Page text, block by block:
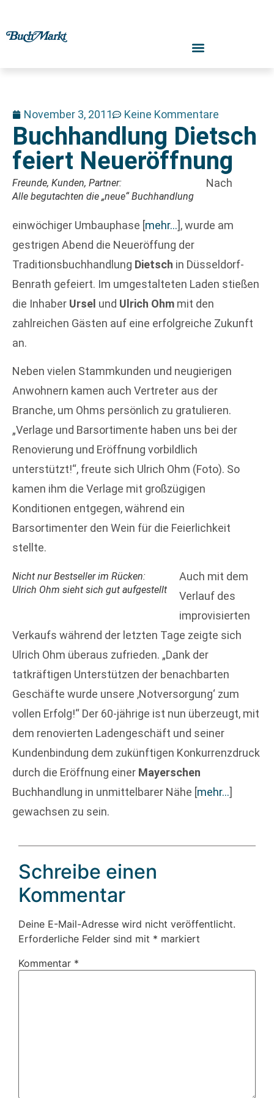
November 3, 2011 Keine Kommentare
Buchhandlung Dietsch
feiert Neueröffnung
Freunde, Kunden, Partner:
Alle begutachten die „neue“ Buchhandlung
Nach
einwöchiger Umbauphase [mehr…], wurde am
gestrigen Abend die Neueröffung der
Traditionsbuchhandlung Dietsch in Düsseldorf-
Benrath gefeiert. Im umgestalteten Laden stießen
die Inhaber Ursel und Ulrich Ohm mit den
zahlreichen Gästen auf eine erfolgreiche Zukunft
an.
Neben vielen Stammkunden und neugierigen
Anwohnern kamen auch Vertreter aus der
Branche, um Ohms persönlich zu gratulieren.
„Verlage und Barsortimente haben uns bei der
Renovierung und Eröffnung vorbildlich
unterstützt!“, freute sich Ulrich Ohm (Foto). So
kamen ihm die Verlage mit großzügigen
Konditionen entgegen, während ein
Barsortimenter den Wein für die Feierlichkeit
stellte.
Nicht nur Bestseller im Rücken:
Ulrich Ohm sieht sich gut aufgestellt
Auch mit dem
Verlauf des
improvisierten
Verkaufs während der letzten Tage zeigte sich
Ulrich Ohm überaus zufrieden. „Dank der
tatkräftigen Unterstützen der benachbarten
Geschäfte wurde unsere ‚Notversorgung‘ zum
vollen Erfolg!“ Der 60-jährige ist nun überzeugt, mit
dem renovierten Ladengeschäft und seiner
Kundenbindung dem zukünftigen Konkurrenzdruck
durch die Eröffnung einer Mayerschen
Buchhandlung in unmittelbarer Nähe [mehr…]
gewachsen zu sein.
Schreibe einen
Kommentar
Deine E-Mail-Adresse wird nicht veröffentlicht.
Erforderliche Felder sind mit * markiert
Kommentar *